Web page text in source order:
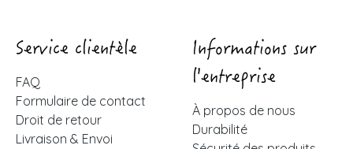
Service clientèle
FAQ
Formulaire de contact
Droit de retour
Livraison & Envoi
Informations sur
l'entreprise
À propos de nous
Durabilité